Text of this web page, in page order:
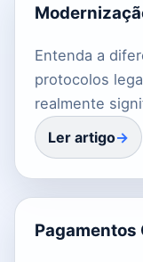
Entenda a
protocolos
realmente
Ler artigo
Pagamentos